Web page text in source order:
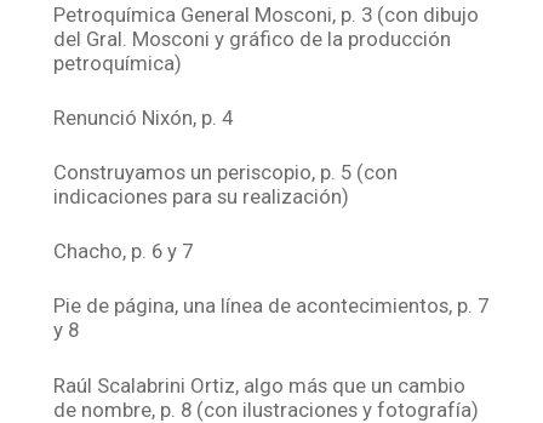
Petroquímica General Mosconi, p. 3 (con dibujo
del Gral. Mosconi y gráfico de la producción
petroquímica)
Renunció Nixón, p. 4
Construyamos un periscopio, p. 5 (con
indicaciones para su realización)
Chacho, p. 6 y 7
Pie de página, una línea de acontecimientos, p. 7
y 8
Raúl Scalabrini Ortiz, algo más que un cambio
de nombre, p. 8 (con ilustraciones y fotografía)